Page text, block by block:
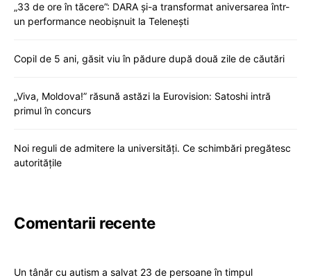
„33 de ore în tăcere”: DARA și-a transformat aniversarea într-
un performance neobișnuit la Telenești
Copil de 5 ani, găsit viu în pădure după două zile de căutări
„Viva, Moldova!” răsună astăzi la Eurovision: Satoshi intră
primul în concurs
Noi reguli de admitere la universități. Ce schimbări pregătesc
autoritățile
Comentarii recente
Un tânăr cu autism a salvat 23 de persoane în timpul